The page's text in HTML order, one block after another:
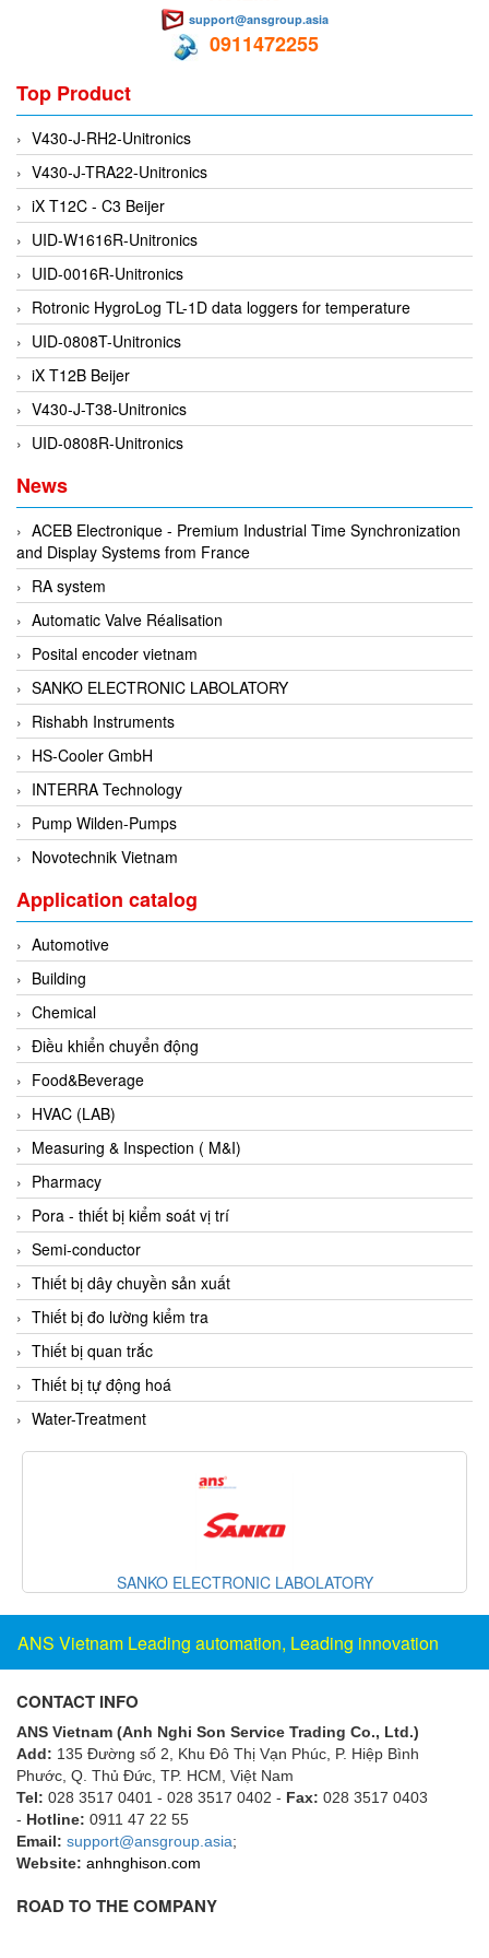
Emerson/Vertiv
Emotron
ENCEL Vietnam
Endress+Hauser
Enensys Vietnam
Enerdoor
Enerpac
ENERSYS
Enolgas
Envada
EPC
EPE Process Filters & Accumulators
Epro/Emerson
ERE WIRELESS
Erhardt-Leimer
Erhardt-Leimer
Erhardt-leimer
ERICHSEN
Erinda/Delta
ESA Automation Vietnam
Esa Pyronics
EUCHNER GmbH + Co. KG VietNam
Eurotherm Vietnam
Eurovent
Evoqua
EXAIR
Exergen
Exide Technologies Vietnam
EXOR
FAIRCHILD
FANUC
FDM/ F.lli Della Marca Srl
FEIN
Felm
FESTO
FHF (EATON Crouse-Hinds)
Fife/ Maxcess
Fimet
Fischer
Fisher
Flexaust
Flexim
FLIR
FLOMAG
support@ansgroup.asia
0911472255
Top Product
V430-J-RH2-Unitronics
V430-J-TRA22-Unitronics
iX T12C - C3 Beijer
UID-W1616R-Unitronics
UID-0016R-Unitronics
Rotronic HygroLog TL-1D data loggers for temperature
UID-0808T-Unitronics
iX T12B Beijer
V430-J-T38-Unitronics
UID-0808R-Unitronics
News
ACEB Electronique - Premium Industrial Time Synchronization
and Display Systems from France
RA system
Automatic Valve Réalisation
Posital encoder vietnam
SANKO ELECTRONIC LABOLATORY
Rishabh Instruments
HS-Cooler GmbH
INTERRA Technology
Pump Wilden-Pumps
Novotechnik Vietnam
Application catalog
Automotive
Building
Chemical
Điều khiển chuyển động
Food&Beverage
HVAC (LAB)
Measuring & Inspection ( M&I)
Pharmacy
Pora - thiết bị kiểm soát vị trí
Semi-conductor
Thiết bị dây chuyền sản xuất
Thiết bị đo lường kiểm tra
Thiết bị quan trắc
Thiết bị tự động hoá
Water-Treatment
LABOLATORY
ANS Vietnam Leading automation, Leading innovation
CONTACT INFO
ANS Vietnam (Anh Nghi Son Service Trading Co., Ltd.)
Add: 135 Đường số 2, Khu Đô Thị Vạn Phúc, P. Hiệp Bình
Phước, Q. Thủ Đức, TP. HCM , Việt Nam
Tel: 028 3517 0401 - 028 3517 0402 - Fax: 028 3517 0403
- Hotline: 0911 47 22 55
Email: support@ansgroup.asia;
Website: anhnghison.com
ROAD TO THE COMPANY